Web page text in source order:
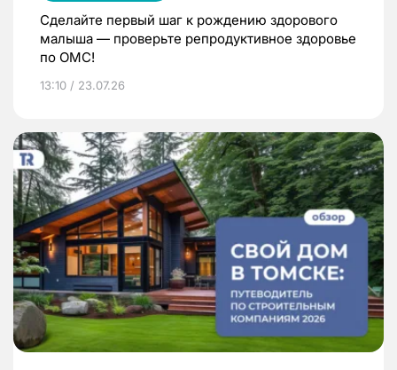
Сделайте первый шаг к рождению здорового
малыша — проверьте репродуктивное здоровье
по ОМС!
13:10 / 23.07.26